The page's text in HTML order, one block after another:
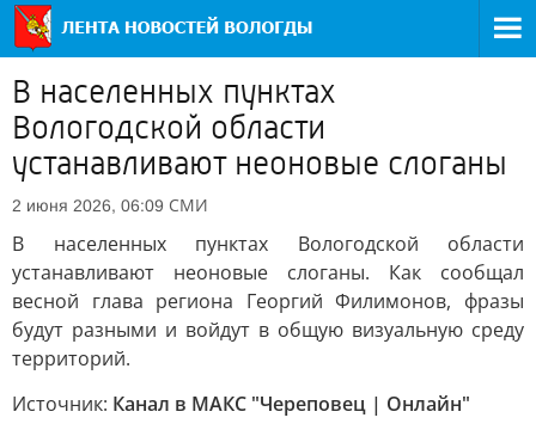
В населенных пунктах
Вологодской области
устанавливают неоновые слоганы
2 июня 2026, 06:09 СМИ
В населенных пунктах Вологодской области
устанавливают неоновые слоганы. Как сообщал
весной глава региона Георгий Филимонов, фразы
будут разными и войдут в общую визуальную среду
территорий.
Источник: Канал в МАКС "Череповец | Онлайн"